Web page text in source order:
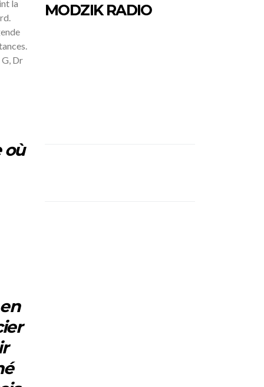
la
Dr
où
MODZIK RADIO